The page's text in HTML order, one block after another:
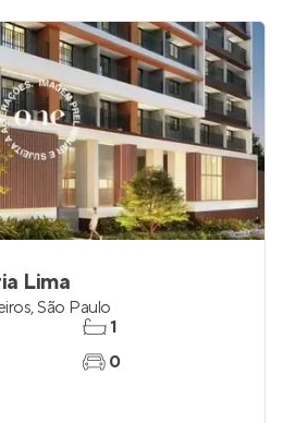
Lima
,São Paulo
1
0